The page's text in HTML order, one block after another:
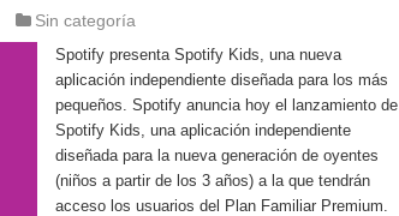
Sin categoría
Spotify presenta Spotify Kids, una nueva
aplicación independiente diseñada para los más
pequeños. Spotify anuncia hoy el lanzamiento de
Spotify Kids, una aplicación independiente
diseñada para la nueva generación de oyentes
(niños a partir de los 3 años) a la que tendrán
acceso los usuarios del Plan Familiar Premium.